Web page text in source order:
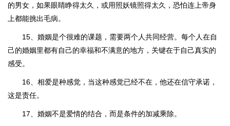
的男女，如果眼睛睁得太久，或用照妖镜照得太久，恐怕连上帝身
上都能挑出毛病。
15、婚姻是个很难的课题，需要两个人共同经营。每个人在自
己的婚姻里都有自己的幸福和不满意的地方，关键在于自己真实的
感受。
16、相爱是种感觉，当这种感觉已经不在，他还在信守承诺，
这是责任。
17、婚姻不是爱情的结合，而是条件的加减乘除。